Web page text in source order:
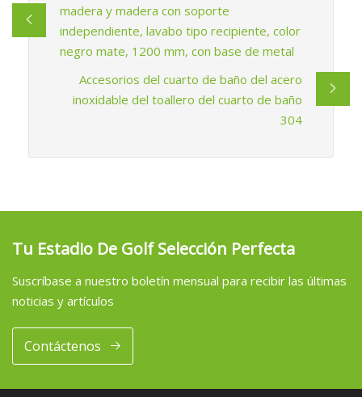
madera y madera con soporte
independiente, lavabo tipo recipiente, color
negro mate, 1200 mm, con base de metal
Accesorios del cuarto de baño del acero
inoxidable del toallero del cuarto de baño
304
Tu Estadio De Golf Selección Perfecta
Suscríbase a nuestro boletín mensual para recibir las últimas
noticias y artículos
Contáctenos